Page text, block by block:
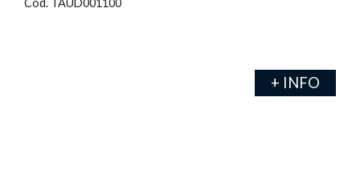
Cod. TAUD001100
+ INFO